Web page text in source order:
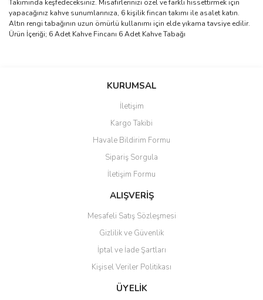
Takımında keşfedeceksiniz. Misafirlerinizi özel ve farklı hissettirmek için
yapacağınız kahve sunumlarınıza, 6 kişilik fincan takımı ile asalet katın.
Altın rengi tabağının uzun ömürlü kullanımı için elde yıkama tavsiye edilir.
Ürün İçeriği; 6 Adet Kahve Fincanı 6 Adet Kahve Tabağı
Bu ürüne ilk yorumu siz yapın!
Ürün resmi kalitesiz, bozuk veya görüntülenemiyor.
Ürün açıklamasında eksik bilgiler bulunuyor.
Ürün bilgilerinde hatalar bulunuyor.
Ürün fiyatı diğer sitelerden daha pahalı.
Bu ürüne benzer farklı alternatifler olmalı.
Gönder
KURUMSAL
İletişim
Kargo Takibi
Havale Bildirim Formu
Sipariş Sorgula
İletişim Formu
ALIŞVERİŞ
Mesafeli Satış Sözleşmesi
Gizlilik ve Güvenlik
İptal ve İade Şartları
Kişisel Veriler Politikası
ÜYELİK